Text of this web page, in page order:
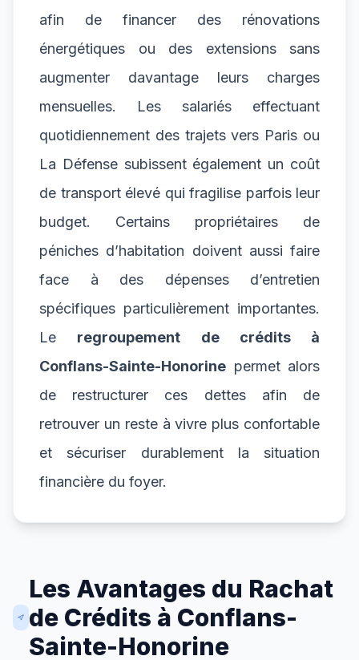
afin de financer des rénovations
énergétiques ou des extensions sans
augmenter davantage leurs charges
mensuelles. Les salariés effectuant
quotidiennement des trajets vers Paris ou
La Défense subissent également un coût
de transport élevé qui fragilise parfois leur
budget. Certains propriétaires de
péniches d’habitation doivent aussi faire
face à des dépenses d’entretien
spécifiques particulièrement importantes.
Le regroupement de crédits à
Conflans-Sainte-Honorine permet alors
de restructurer ces dettes afin de
retrouver un reste à vivre plus confortable
et sécuriser durablement la situation
financière du foyer.
Les Avantages du Rachat
de Crédits à Conflans-
Sainte-Honorine